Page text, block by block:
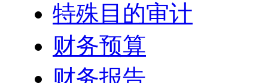
特殊目的审计
财务预算